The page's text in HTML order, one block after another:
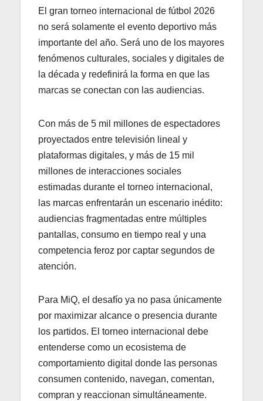
El gran torneo internacional de fútbol 2026
no será solamente el evento deportivo más
importante del año. Será uno de los mayores
fenómenos culturales, sociales y digitales de
la década y redefinirá la forma en que las
marcas se conectan con las audiencias.
Con más de 5 mil millones de espectadores
proyectados entre televisión lineal y
plataformas digitales, y más de 15 mil
millones de interacciones sociales
estimadas durante el torneo internacional,
las marcas enfrentarán un escenario inédito:
audiencias fragmentadas entre múltiples
pantallas, consumo en tiempo real y una
competencia feroz por captar segundos de
atención.
Para MiQ, el desafío ya no pasa únicamente
por maximizar alcance o presencia durante
los partidos. El torneo internacional debe
entenderse como un ecosistema de
comportamiento digital donde las personas
consumen contenido, navegan, comentan,
compran y reaccionan simultáneamente.